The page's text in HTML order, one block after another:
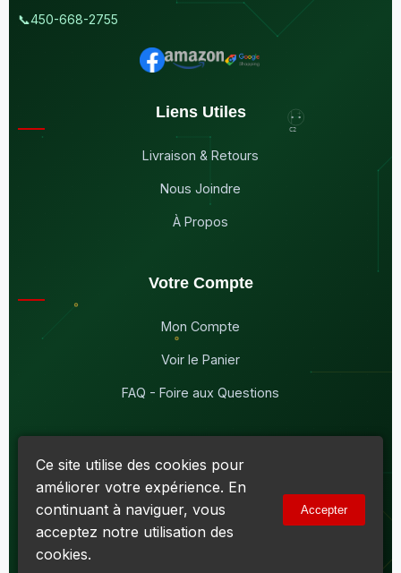
📞450-668-2755
Liens Utiles
Livraison & Retours
Nous Joindre
À Propos
Votre Compte
Mon Compte
Voir le Panier
FAQ - Foire aux Questions
© 2026Maddison Électronique Inc.
Politique de confidentialité & Cookies|
Conditions d'utilisation
Numéro d'entreprise du Québec (NEQ) :
R138919030RT0001 • TVQ : 10-1702-3051TQ0001
Ce site utilise des cookies pour
améliorer votre expérience. En
continuant à naviguer, vous
acceptez notre utilisation des
cookies.
Accepter